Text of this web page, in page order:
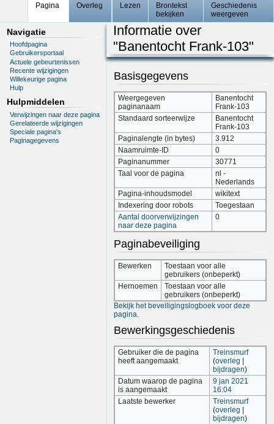
Pagina
Overleg Lezen
Brontekst
bekijken
Geschiedenis
weergeven
Navigatie
Hoofdpagina
Gebruikersportaal
Actuele gebeurtenissen
Recente wijzigingen
Willekeurige pagina
Hulp
Hulpmiddelen
Verwijzingen naar deze pagina
Gerelateerde wijzigingen
Speciale pagina's
Paginagegevens
Informatie over
"Banentocht Frank-103"
Basisgegevens
Weergegeven
paginanaam
Banentocht
Frank-103
Standaard sorteerwijze
Banentocht
Frank-103
Paginalengte (in bytes)
3.912
Naamruimte-ID
0
Paginanummer
30771
Taal voor de pagina
nl -
Nederlands
Pagina-inhoudsmodel
wikitext
Indexering door robots
Toegestaan
Aantal doorverwijzingen
naar deze pagina
0
Paginabeveiliging
Bewerken
Toestaan voor alle
gebruikers (onbeperkt)
Hernoemen
Toestaan voor alle
gebruikers (onbeperkt)
Bekijk het beveiligingslogboek voor deze
pagina.
Bewerkingsgeschiedenis
Gebruiker die de pagina
heeft aangemaakt
Treinsmurf
(overleg |
bijdragen)
Datum waarop de pagina
is aangemaakt
9 jan 2021
16:04
Laatste bewerker
Treinsmurf
(overleg |
bijdragen)